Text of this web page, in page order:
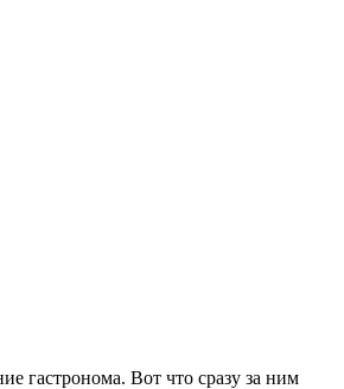
гастронома. Вот что сразу за ним